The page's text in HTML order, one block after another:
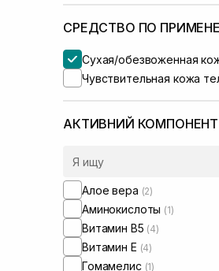
СРЕДСТВО ПО
Сухая/обезвоженная
Чувствительная кожа
АКТИВНИЙ КОМПОНЕНТ
Алое вера (2)
Аминокислоты (1)
Витамин B5 (4)
Витамин Е (4)
Гомамелис (1)